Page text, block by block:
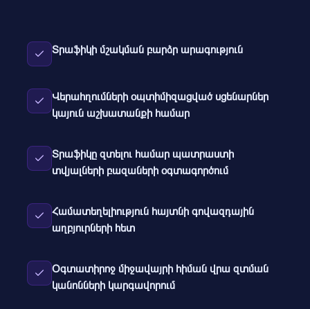
Տրաֆիկի մշակման բարձր արագություն
Վերահղումների օպտիմիզացված սցենարներ
կայուն աշխատանքի համար
Տրաֆիկը զտելու համար պատրաստի
տվյալների բազաների օգտագործում
Համատեղելիություն հայտնի գովազդային
աղբյուրների հետ
Օգտատիրոջ միջավայրի հիման վրա զտման
կանոնների կարգավորում